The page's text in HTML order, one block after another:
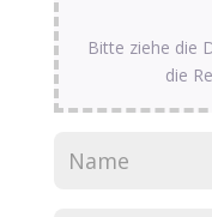
Bitte ziehe die
die